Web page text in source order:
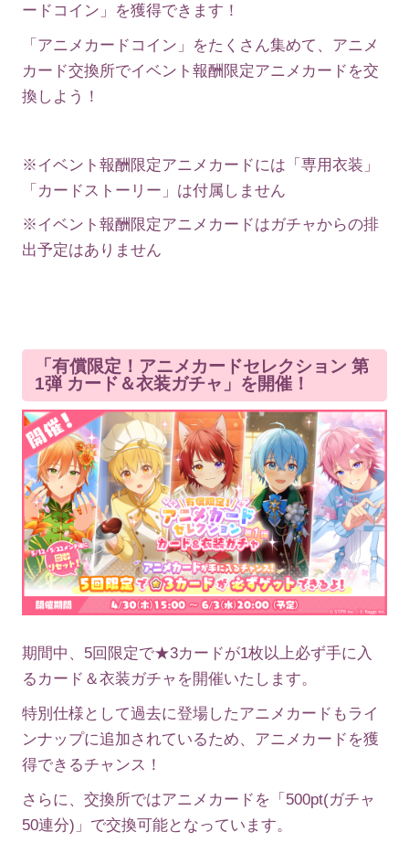
ードコイン」を獲得できます！
「アニメカードコイン」をたくさん集めて、アニメ
カード交換所でイベント報酬限定アニメカードを交
換しよう！
※イベント報酬限定アニメカードには「専用衣装」
「カードストーリー」は付属しません
※イベント報酬限定アニメカードはガチャからの排
出予定はありません
「有償限定！アニメカードセレクション 第
1弾 カード＆衣装ガチャ」を開催！
期間中、5回限定で★3カードが1枚以上必ず手に入
るカード＆衣装ガチャを開催いたします。
特別仕様として過去に登場したアニメカードもライ
ンナップに追加されているため、アニメカードを獲
得できるチャンス！
さらに、交換所ではアニメカードを「500pt(ガチャ
50連分)」で交換可能となっています。